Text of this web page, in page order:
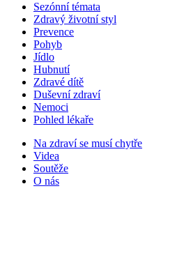
Sezónní témata
Zdravý životní styl
Prevence
Pohyb
Jídlo
Hubnutí
Zdravé dítě
Duševní zdraví
Nemoci
Pohled lékaře
Na zdraví se musí chytře
Videa
Soutěže
O nás